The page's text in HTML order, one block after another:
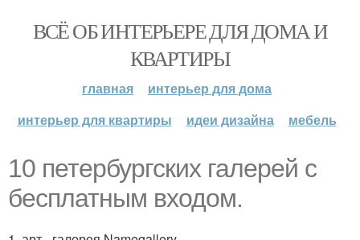
ВСЁ ОБ ИНТЕРЬЕРЕ ДЛЯ ДОМА И
КВАРТИРЫ
главная
интерьер для дома
интерьер для квартиры
идеи дизайна мебель
10 петербургских галерей с
бесплатным входом.